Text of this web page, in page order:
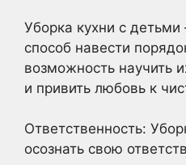
Уборка кухни с детьми
способ навести
возможность научить
и привить любовь к
Ответственность:
осознать свою